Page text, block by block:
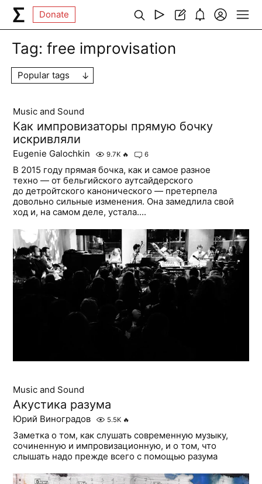
Donate
Tag:free improvisation
Popular tags
Music and Sound
Как импровизаторы прямую бочку
искривляли
Eugenie Galochkin 9.7K 🔥 6
В 2015 году прямая бочка, как и самое разное
техно — от бельгийского аутсайдерского
до детройтского канонического — претерпела
довольно сильные изменения. Она замедлила свой
ход и, на самом деле, устала....
Music and Sound
Акустика разума
Юрий Виноградов 5.5K 🔥
Заметка о том, как слушать современную музыку,
сочиненную и импровизационную, и о том, что
слышать надо прежде всего с помощью разума